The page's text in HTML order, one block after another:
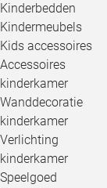
Kinderbedden
Kindermeubels
Kids accessoires
Accessoires
kinderkamer
Wanddecoratie
kinderkamer
Verlichting
kinderkamer
Speelgoed